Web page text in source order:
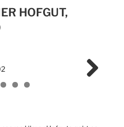
HOFGUT,